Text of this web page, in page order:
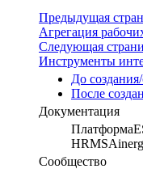
Предыдущая
Агрегация
Следующая
Инструменты
До
После
Документация
Платформа
HRMS
Сообщество